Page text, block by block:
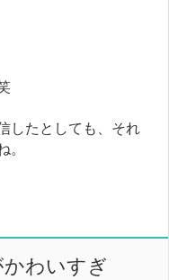
したとしても、それ
わいすぎ